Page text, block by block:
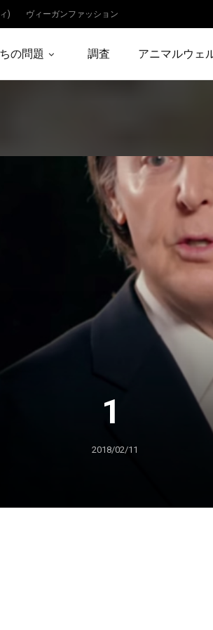
の問題 調査 アニマルウェ
) ヴィーガンファッション
1
2018/02/11